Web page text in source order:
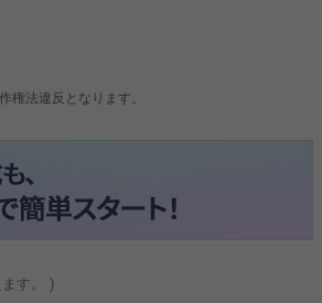
権法違反となります。
す。 )